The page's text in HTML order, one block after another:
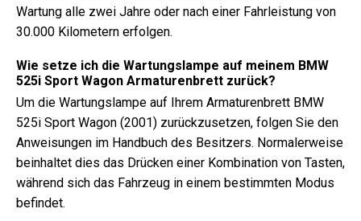
Wartung alle zwei Jahre oder nach einer Fahrleistung von
30.000 Kilometern erfolgen.
Wie setze ich die Wartungslampe auf meinem BMW
525i Sport Wagon Armaturenbrett zurück?
Um die Wartungslampe auf Ihrem Armaturenbrett BMW
525i Sport Wagon (2001) zurückzusetzen, folgen Sie den
Anweisungen im Handbuch des Besitzers. Normalerweise
beinhaltet dies das Drücken einer Kombination von Tasten,
während sich das Fahrzeug in einem bestimmten Modus
befindet.